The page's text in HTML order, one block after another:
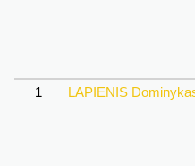
1
LAPIENIS